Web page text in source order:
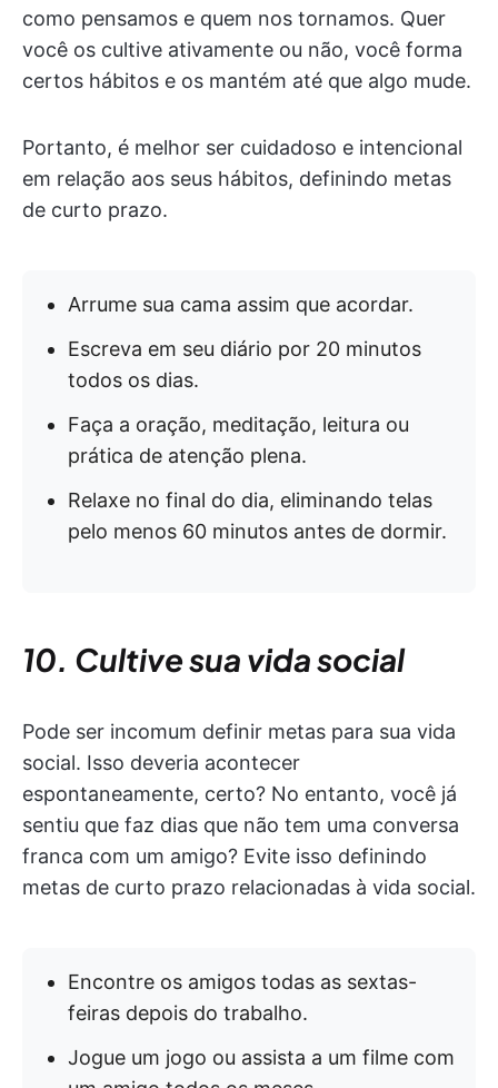
como pensamos e quem nos tornamos. Quer
você os cultive ativamente ou não, você forma
certos hábitos e os mantém até que algo mude.
Portanto, é melhor ser cuidadoso e intencional
em relação aos seus hábitos, definindo metas
de curto prazo.
Arrume sua cama assim que acordar.
Escreva em seu diário por 20 minutos
todos os dias.
Faça a oração, meditação, leitura ou
prática de atenção plena.
Relaxe no final do dia, eliminando telas
pelo menos 60 minutos antes de dormir.
10. Cultive sua vida social
Pode ser incomum definir metas para sua vida
social. Isso deveria acontecer
espontaneamente, certo? No entanto, você já
sentiu que faz dias que não tem uma conversa
franca com um amigo? Evite isso definindo
metas de curto prazo relacionadas à vida social.
Encontre os amigos todas as sextas-
feiras depois do trabalho.
Jogue um jogo ou assista a um filme com